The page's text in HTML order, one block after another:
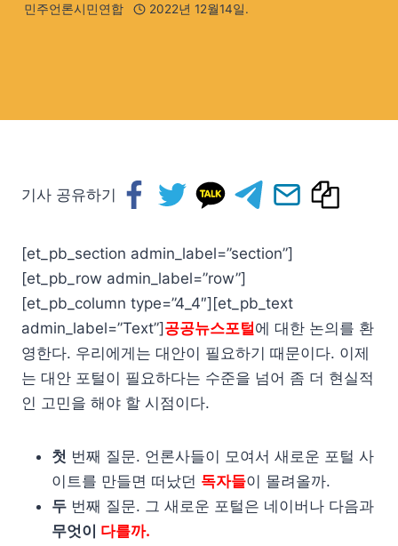
민주언론시민연합 2022년 12월14일.
기사 공유하기
[et_pb_section admin_label=”section”]
[et_pb_row admin_label=”row”]
[et_pb_column type=”4_4″][et_pb_text
admin_label=”Text”] 공공뉴스포털에 대한 논의를 환
영한다. 우리에게는 대안이 필요하기 때문이다. 이제
는 대안 포털이 필요하다는 수준을 넘어 좀 더 현실적
인 고민을 해야 할 시점이다.
첫 번째 질문. 언론사들이 모여서 새로운 포털 사
이트를 만들면 떠났던 독자들이 몰려올까.
두 번째 질문. 그 새로운 포털은 네이버나 다음과
무엇이 다를까.